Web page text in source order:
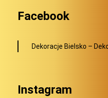
Facebook
Dekoracje Bielsko –
Instagram